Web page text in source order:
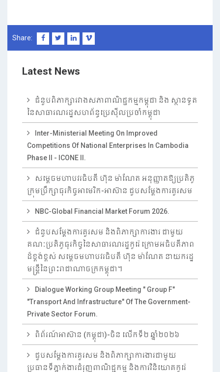
Share:
Latest News
ជំនួបពិភាក្សារវាងសភាពាណិជ្ជកម្មកម្ពុជា និង ស្ថានទូត
នៃសាធារណរដ្ឋសហព័ន្ធប្រេស៊ីលប្រចាំកម្ពុជា
Inter-Ministerial Meeting On Improved
Competitions Of National Enterprises In Cambodia
Phase II - ICONE II.
សម្តេចមហាបវរធិបតី ហ៊ុន ម៉ាណែត អនុញ្ញាតឱ្យប្រតិភូ
ក្រុមប្រឹក្សាធុរកិច្ចអាមេរិក-អាស៊ាន ជួបសម្តែងការគួរសម
NBC-Global Financial Market Forum 2026.
ជំនួបសម្តែងការគួរសម និងពិភាក្សាការងារ ជាមួយ
គណៈប្រតិភូធុរកិច្ចនៃសាធារណរដ្ឋកូរ៉េ ក្រោមអធិបតីភាព
ដ៏ខ្ពង់ខ្ពស់ សម្តេចមហាបវរធិបតី ហ៊ុន ម៉ាណែត នាយករដ្ឋ
មន្ត្រីនៃព្រះរាជាណាចក្រកម្ពុជា។
Dialogue Working Group Meeting " Group F"
"Transport And Infrastructure" Of The Government-
Private Sector Forum.
ពិព័រណ៍អាស៊ាន (កម្ពុជា)-ចិន លើកទី២ ឆ្នាំ២០២៦
ជួបសម្តែងការគួរសម និងពិភាក្សាការងារជាមួយ
ប្រធានទីភ្នាក់ងារជំរុញពាណិជ្ជកម្ម និងការវិនិយោគកូរ៉េ